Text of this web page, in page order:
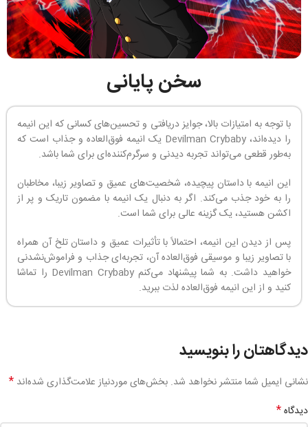
سخن پایانی
با توجه به امتیازات بالا، جوایز دریافتی و تحسین‌های کسانی که این انیمه
را دیده‌اند، Devilman Crybaby یک انیمه فوق‌العاده و جذاب است که
به‌طور قطعی می‌تواند تجربه دیدنی و سرگرم‌کننده‌ای برای شما باشد.
این انیمه با داستان پیچیده، شخصیت‌های عمیق و تصاویر زیبا، مخاطبان
را به خود جذب می‌کند. اگر به دنبال یک انیمه با مضمون تاریک و پر از
اکشن هستید، یک گزینه عالی برای شما است.
پس از دیدن این انیمه، احتمالاً با تأثیرات عمیق و داستان تلخ آن همراه
با تصاویر زیبا و موسیقی فوق‌العاده آن، تجربه‌ای جذاب و فراموش‌نشدنی
خواهید داشت. به شما پیشنهاد می‌کنم Devilman Crybaby را تماشا
کنید و از این انیمه فوق‌العاده لذت ببرید.
دیدگاهتان را بنویسید
نشانی ایمیل شما منتشر نخواهد شد. بخش‌های موردنیاز علامت‌گذاری شده‌اند *
دیدگاه*